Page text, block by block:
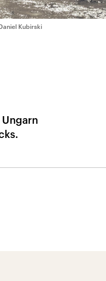
Kubirski